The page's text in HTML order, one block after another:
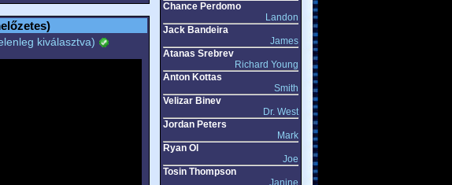
kiválasztva)
Chance Perdomo
Landon
Jack Bandeira
James
Atanas Srebrev
Richard Young
Anton Kottas
Smith
Velizar Binev
Dr. West
Jordan Peters
Mark
Ryan Ol
Joe
Tosin Thompson
Janine